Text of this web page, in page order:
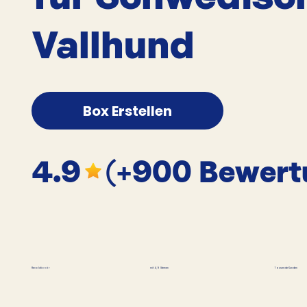
Vallhund
Box Erstellen
4.9 (+900
Revolutionär mit 4,9 Sternen Tausende Kunden